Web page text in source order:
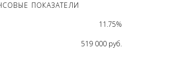
ПОКАЗАТЕЛИ
11.75%
519 000 руб.